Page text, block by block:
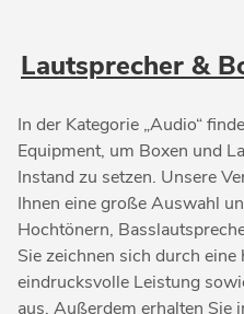
Lautsprecher &
In der Kategorie „Audio“
Equipment, um Boxen und
Instand zu setzen. Unsere
Ihnen eine große Auswahl
Hochtönern,
Sie zeichnen sich durch
eindrucksvolle Leistung
aus. Außerdem erhalten Sie